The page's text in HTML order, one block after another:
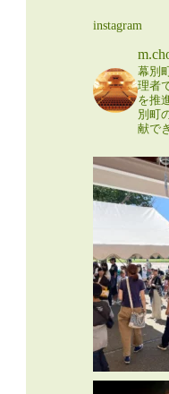
instagram
幕別
理者
を推
別町
献で